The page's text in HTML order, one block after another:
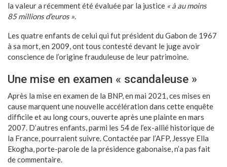
la valeur a récemment été évaluée par la justice « à au moins
85 millions d’euros ».
Les quatre enfants de celui qui fut président du Gabon de 1967
à sa mort, en 2009, ont tous contesté devant le juge avoir
conscience de l’origine frauduleuse de leur patrimoine.
Une mise en examen « scandaleuse »
Après la mise en examen de la BNP, en mai 2021, ces mises en
cause marquent une nouvelle accélération dans cette enquête
difficile et au long cours, ouverte après une plainte en mars
2007. D’autres enfants, parmi les 54 de l’ex-allié historique de
la France, pourraient suivre. Contactée par l’AFP, Jessye Ella
Ekogha, porte-parole de la présidence gabonaise, n’a pas fait
de commentaire.